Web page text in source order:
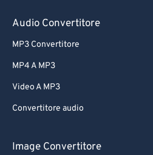
Audio Convertitore
MP3 Convertitore
MP4 A MP3
Video A MP3
Convertitore audio
Image Convertitore